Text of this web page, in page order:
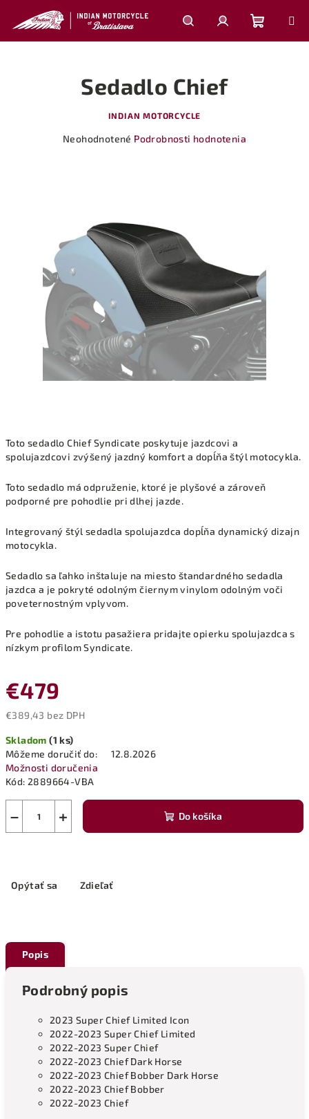
obsah
HľadaťPrihlásenie
Toto sedadlo Chief Syndicate poskytuje jazdcovi a
spolujazdcovi zvýšený jazdný komfort a dopĺňa štýl motocykla.
Toto sedadlo má odpruženie, ktoré je plyšové a zároveň
podporné pre pohodlie pri dlhej jazde.
Integrovaný štýl sedadla spolujazdca dopĺňa dynamický dizajn
motocykla.
Sedadlo sa ľahko inštaluje na miesto štandardného sedadla
jazdca a je pokryté odolným čiernym vinylom odolným voči
poveternostným vplyvom.
Pre pohodlie a istotu pasažiera pridajte opierku spolujazdca s
nízkym profilom Syndicate.
€479
€389,43 bez DPH
cena:
Skladom(1 ks)
Môžeme doručiť do:
12.8.2026
Možnosti doručenia
Kód: 2889664-VBA
+
− Do košíka
Opýtať sa Zdieľať
Sedadlo Chief
INDIAN MOTORCYCLE
Priemerné
hviezdičiek.
Neohodnotené Podrobnosti hodnotenia
Popis
Podrobný popis
2023 Super Chief Limited Icon
2022-2023 Super Chief Limited
2022-2023 Super Chief
2022-2023 Chief Dark Horse
2022-2023 Chief Bobber Dark Horse
2022-2023 Chief Bobber
2022-2023 Chief